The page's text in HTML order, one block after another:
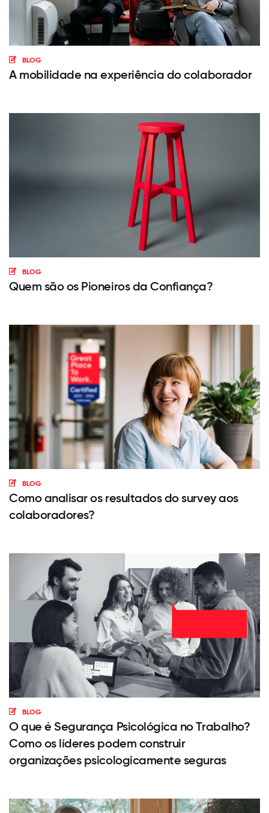
BLOG
A mobilidade na experiência do colaborador
BLOG
Quem são os Pioneiros da Confiança?
BLOG
Como analisar os resultados do survey aos
colaboradores?
BLOG
O que é Segurança Psicológica no Trabalho?
Como os líderes podem construir
organizações psicologicamente seguras